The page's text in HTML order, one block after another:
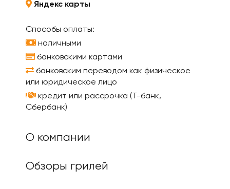
Яндекс карты
Способы оплаты:
наличными
банковскими картами
банковским переводом как физическое
или юридическое лицо
кредит или рассрочка (Т-банк,
Сбербанк)
О компании
Обзоры грилей